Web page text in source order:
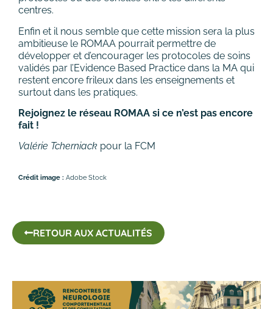
centres.
Enfin et il nous semble que cette mission sera la plus
ambitieuse le ROMAA pourrait permettre de
développer et d’encourager les protocoles de soins
validés par l’Evidence Based Practice dans la MA qui
restent encore frileux dans les enseignements et
surtout dans les pratiques.
Rejoignez le réseau ROMAA si ce n’est pas encore
fait !
Valérie Tcherniack pour la FCM
Crédit image : Adobe Stock
RETOUR AUX ACTUALITÉS